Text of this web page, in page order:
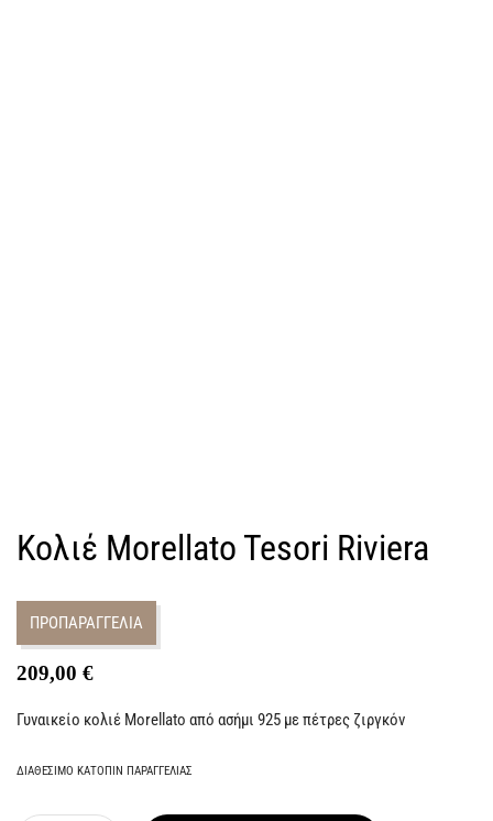
Κολιέ Morellato Tesori Riviera
ΠΡΟΠΑΡΑΓΓΕΛΙΑ
209,00 €
Γυναικείο κολιέ Morellato από ασήμι 925 με πέτρες ζιργκόν
ΔΙΑΘΈΣΙΜΟ ΚΑΤΌΠΙΝ ΠΑΡΑΓΓΕΛΊΑΣ